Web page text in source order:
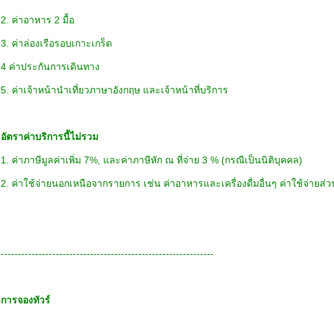
2. ค่าอาหาร 2 มื้อ
3. ค่าล่องเรือรอบเกาะเกร็ด
4 ค่าประกันการเดินทาง
5. ค่าเจ้าหน้านำเที่ยวภาษาอังกฤษ และเจ้าหน้าที่บริการ
อัตราค่าบริการนี้ไม่รวม
1. ค่าภาษีมูลค่าเพิ่ม 7%, และค่าภาษีหัก ณ ที่จ่าย 3 % (กรณีเป็นนิติบุคคล)
2. ค่าใช้จ่ายนอกเหนือจากรายการ เช่น ค่าอาหารและเครื่องดื่มอื่นๆ ค่าใช้จ่ายส่
--------------------------------------------------------------
การจองทัวร์